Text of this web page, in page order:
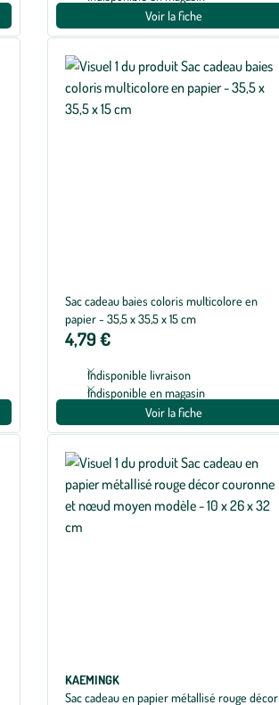
Voir la fiche
Sac cadeau baies coloris multicolore en
papier - 35,5 x 35,5 x 15 cm
4,79 €
Indisponible livraison
Indisponible en magasin
Voir la fiche
KAEMINGK
Sac cadeau en papier métallisé rouge décor